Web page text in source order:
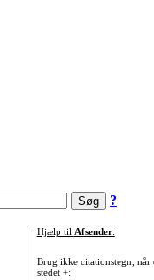
?
Hjælp til Afsender:
Brug ikke citationstegn, når
stedet +: